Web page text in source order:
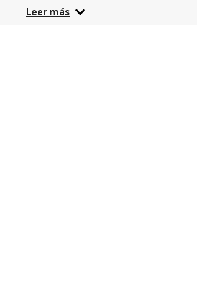
mantenga en óptimas condiciones,
carretera.
Leer más